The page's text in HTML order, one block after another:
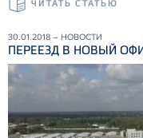
ЧИТАТЬ СТАТЬЮ
30.01.2018 – НОВОСТИ
ПЕРЕЕЗД В НОВЫЙ